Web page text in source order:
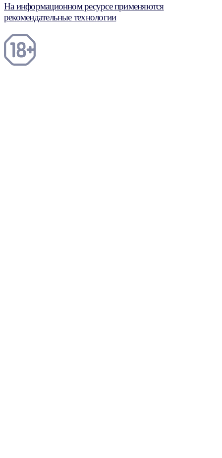
На информационном ресурсе применяются
рекомендательные технологии